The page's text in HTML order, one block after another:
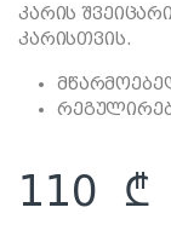
კარის
კარისთვის.
110 ₾